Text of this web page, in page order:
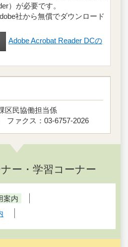
）が必要です。
社から無償でダウンロード
Adobe Acrobat Reader DCの
区民協働担当係
ファクス：03-6757-2026
ー・学習コーナー
案内